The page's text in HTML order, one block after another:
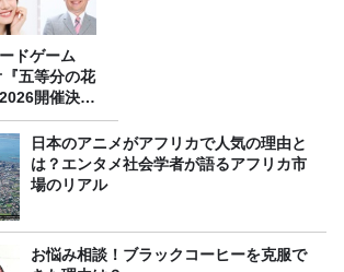
ドゲーム
五等分の花
開催決
日本のアニメがアフリカで人気の理由と
は？エンタメ社会学者が語るアフリカ市
場のリアル
お悩み相談！ブラックコーヒーを克服で